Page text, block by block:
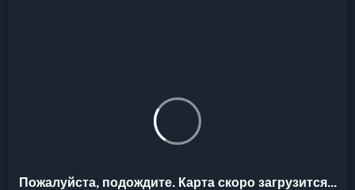
Пожалуйста, подождите. Карта скоро загрузится...